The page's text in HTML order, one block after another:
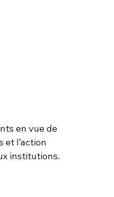
en vue de
l’action
institutions.